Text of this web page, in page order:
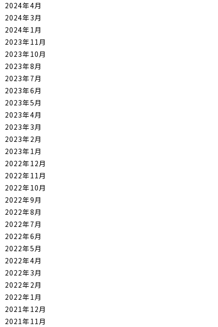
2024年4月
2024年3月
2024年1月
2023年11月
2023年10月
2023年8月
2023年7月
2023年6月
2023年5月
2023年4月
2023年3月
2023年2月
2023年1月
2022年12月
2022年11月
2022年10月
2022年9月
2022年8月
2022年7月
2022年6月
2022年5月
2022年4月
2022年3月
2022年2月
2022年1月
2021年12月
2021年11月